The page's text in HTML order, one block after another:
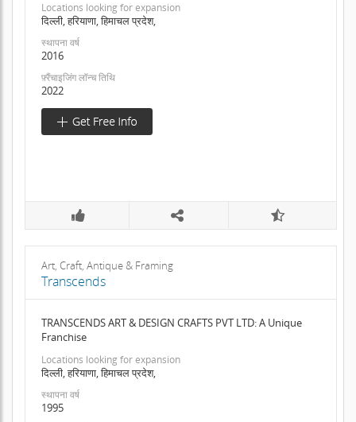
Locations looking for expansion
दिल्ली, हरियाणा, हिमाचल प्रदेश,
स्थापना वर्ष
2016
फ़्रैंचाइजिंग लॉन्च तिथि
2022
Art, Craft, Antique & Framing
Transcends
TRANSCENDS ART & DESIGN CRAFTS PVT LTD: A Unique
Franchise
Locations looking for expansion
दिल्ली, हरियाणा, हिमाचल प्रदेश,
स्थापना वर्ष
1995